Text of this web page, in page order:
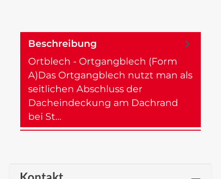
Beschreibung
Ortblech - Ortgangblech (Form
A)Das Ortgangblech nutzt man als
seitlichen Abschluss der
Dacheindeckung am Dachrand
bei St…